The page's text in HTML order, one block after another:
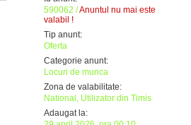
590062 /Anuntul nu mai este
valabil !
Tip anunt:
Oferta
Categorie anunt:
Locuri de munca
Zona de valabilitate:
National, Utilizator din Timis
Adaugat la: